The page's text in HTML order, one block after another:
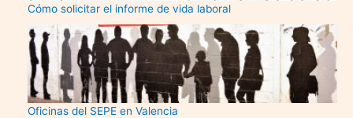
Cómo solicitar el informe de vida laboral
Oficinas del SEPE en Valencia